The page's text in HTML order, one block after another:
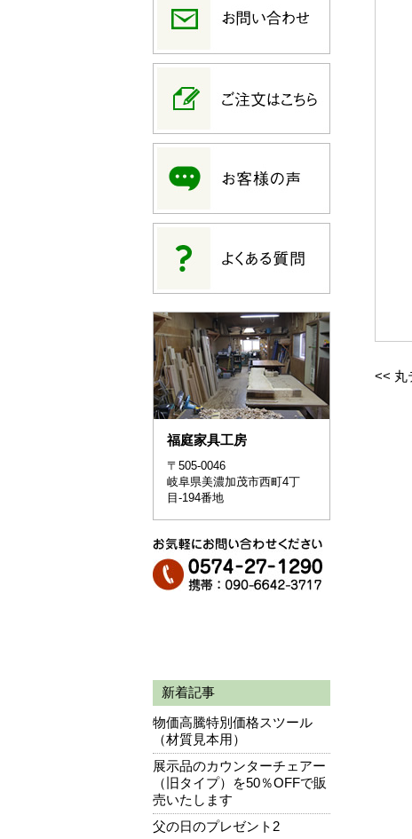
福庭家具工房
〒505-0046
岐阜県美濃加茂市西町4丁
目-194番地
新着記事
物価高騰特別価格スツール
（材質見本用）
展示品のカウンターチェアー
（旧タイプ）を50％OFFで販
売いたします
父の日のプレゼント2
<< 丸